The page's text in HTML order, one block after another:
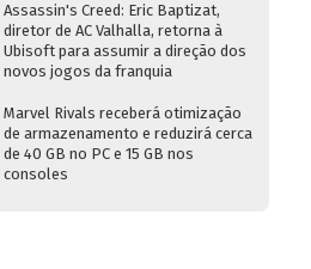
Assassin's Creed: Eric Baptizat,
diretor de AC Valhalla, retorna à
Ubisoft para assumir a direção dos
novos jogos da franquia
Marvel Rivals receberá otimização
de armazenamento e reduzirá cerca
de 40 GB no PC e 15 GB nos
consoles